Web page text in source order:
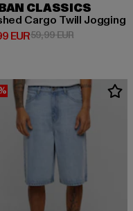
EUR
CLASSICS
Cargo Twill Jogging
EURPreis: 35,99 EUR
59,99 EURAktionspreis: